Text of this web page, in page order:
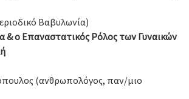
Βαβυλωνία)
& ο Επαναστατικός Ρόλος των Γυναικών
(ανθρωπολόγος, παν/μιο